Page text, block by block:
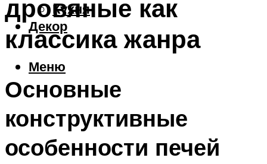
Кухня
Декор
Меню
дровяные как
классика жанра
Основные
конструктивные
особенности печей